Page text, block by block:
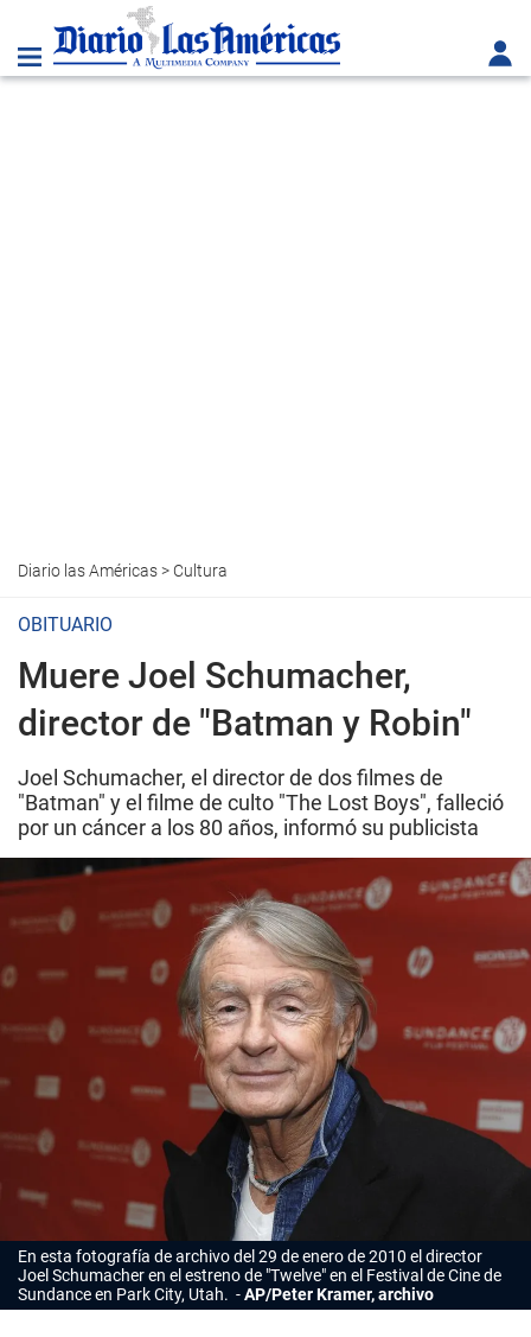
Diario las Américas> Cultura
OBITUARIO
Muere Joel Schumacher,
director de "Batman y Robin"
Joel Schumacher, el director de dos filmes de
"Batman" y el filme de culto "The Lost Boys", falleció
por un cáncer a los 80 años, informó su publicista
En esta fotografía de archivo del 29 de enero de 2010 el director
Joel Schumacher en el estreno de "Twelve" en el Festival de Cine de
Sundance en Park City, Utah.
AP/Peter Kramer, archivo